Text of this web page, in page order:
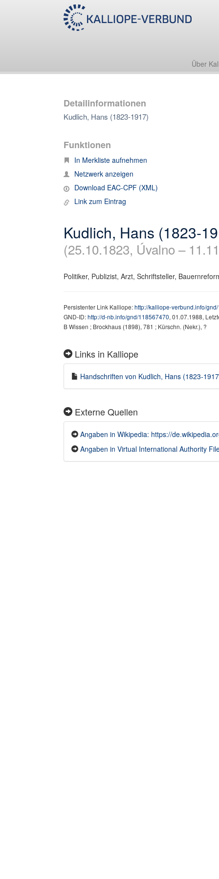
Über
Detailinformationen
Kudlich, Hans (1823-1917)
Funktionen
In Merkliste aufnehmen
Netzwerk anzeigen
Download EAC-CPF (XML)
Link zum Eintrag
Kudlich, Hans (1823-
(25.10.1823, Úvalno –
Politiker, Publizist, Arzt, Schriftsteller,
Persistenter Link Kalliope:http://kalliope-verbund.info/
GND-ID:http://d-nb.info/gnd/118567470, 01.07.1988,
B Wissen ; Brockhaus (1898), 781 ; Kürschn. (Nekr.), ?
Links in Kalliope
Handschriften von Kudlich, Hans (1823-
Externe Quellen
Angaben in Wikipedia: https://
Angaben in Virtual International Authority